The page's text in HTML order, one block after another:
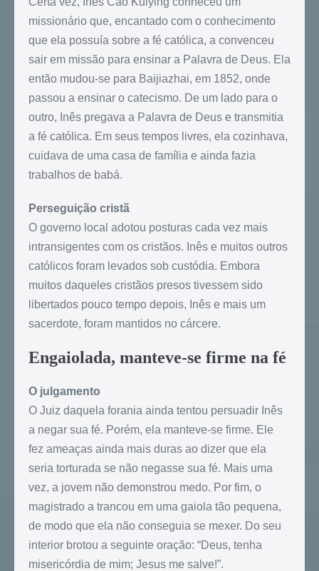
missionário que, encantado com o conhecimento
que ela possuía sobre a fé católica, a convenceu
sair em missão para ensinar a Palavra de Deus. Ela
então mudou-se para Baijiazhai, em 1852, onde
passou a ensinar o catecismo. De um lado para o
outro, Inês pregava a Palavra de Deus e transmitia
a fé católica. Em seus tempos livres, ela cozinhava,
cuidava de uma casa de família e ainda fazia
trabalhos de babá.
Perseguição cristã
O governo local adotou posturas cada vez mais
intransigentes com os cristãos. Inês e muitos outros
católicos foram levados sob custódia. Embora
muitos daqueles cristãos presos tivessem sido
libertados pouco tempo depois, Inês e mais um
sacerdote, foram mantidos no cárcere.
Engaiolada, manteve-se firme na fé
O julgamento
O Juiz daquela forania ainda tentou persuadir Inês
a negar sua fé. Porém, ela manteve-se firme. Ele
fez ameaças ainda mais duras ao dizer que ela
seria torturada se não negasse sua fé. Mais uma
vez, a jovem não demonstrou medo. Por fim, o
magistrado a trancou em uma gaiola tão pequena,
de modo que ela não conseguia se mexer. Do seu
interior brotou a seguinte oração: “Deus, tenha
misericórdia de mim; Jesus me salve!”.